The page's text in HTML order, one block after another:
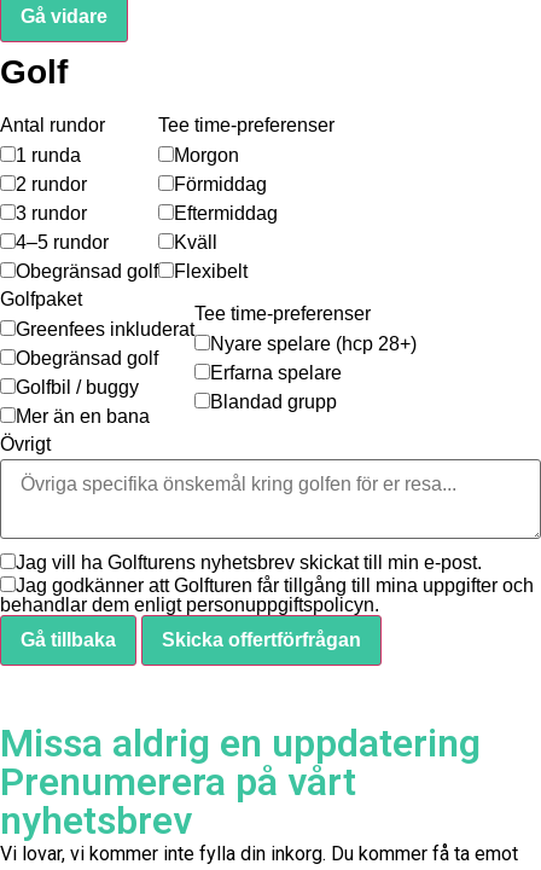
Gå vidare
Golf
Antal rundor
1 runda
2 rundor
3 rundor
4–5 rundor
Obegränsad golf
Tee time-preferenser
Morgon
Förmiddag
Eftermiddag
Kväll
Flexibelt
Golfpaket
Greenfees inkluderat
Obegränsad golf
Golfbil / buggy
Mer än en bana
Tee time-preferenser
Nyare spelare (hcp 28+)
Erfarna spelare
Blandad grupp
Övrigt
Jag vill ha Golfturens nyhetsbrev skickat till min e-post.
Jag godkänner att Golfturen får tillgång till mina uppgifter och
behandlar dem enligt personuppgiftspolicyn.
Gå tillbaka
Skicka offertförfrågan
Missa aldrig en uppdatering
Prenumerera på vårt
nyhetsbrev
Vi lovar, vi kommer inte fylla din inkorg. Du kommer få ta emot